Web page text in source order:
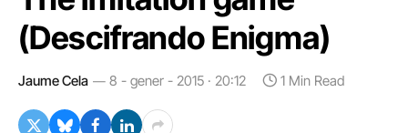
(Descifrando Enigma)
Jaume Cela 8 - gener - 2015 · 20:12 1 Min Read